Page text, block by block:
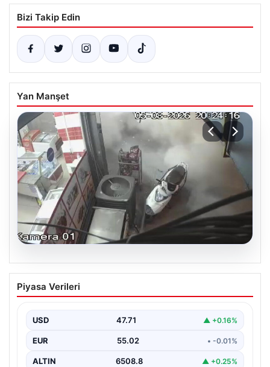
Bizi Takip Edin
Yan Manşet
06.08.2026
Bahçelievler’de Tahliye Edilen 4 Katlı
Binanın Çökme Anı Kayıtlarda
endişe verici sesler sonrası gece saatlerinde tahliye
edilen dört…
Piyasa Verileri
USD 47.71 ▲ +0.16%
EUR 55.02 • -0.01%
ALTIN 6508.8 ▲ +0.25%